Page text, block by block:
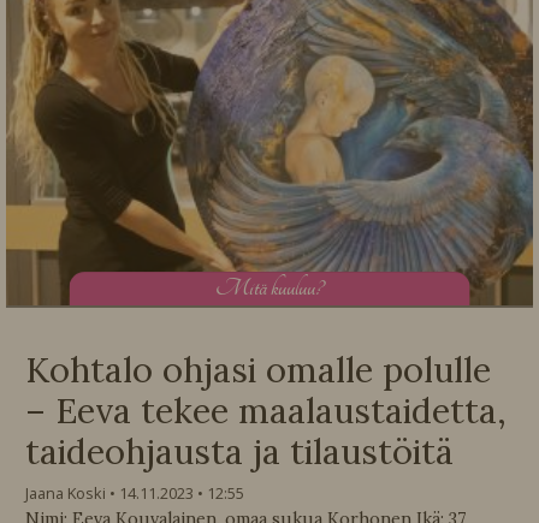
Mitä kuuluu?
Kohtalo ohjasi omalle polulle
– Eeva tekee maalaustaidetta,
taideohjausta ja tilaustöitä
Jaana Koski 14.11.2023
12:55